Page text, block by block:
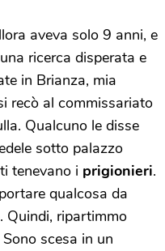
aveva solo 9 anni, e
ricerca disperata e
in Brianza, mia
recò al commissariato
Qualcuno le disse
sotto palazzo
tenevano i prigionieri.
qualcosa da
Quindi, ripartimmo
scesa in un